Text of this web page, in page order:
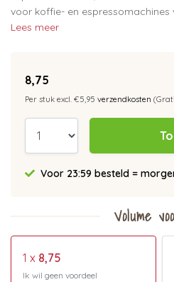
voor koffie- en espressomachines
Lees meer
8,75
Per stuk excl. €5,95 verzendkosten
Voor 23:59 besteld =
Volume
1 x 8,75
Ik wil geen voordeel